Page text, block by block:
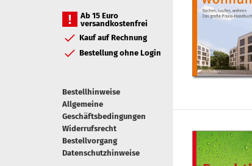
Ab 15 Euro
versandkostenfrei
Kauf auf Rechnung
Bestellung ohne Login
Bestellhinweise
Allgemeine
Geschäftsbedingungen
Widerrufsrecht
Bestellvorgang
Datenschutzhinweise